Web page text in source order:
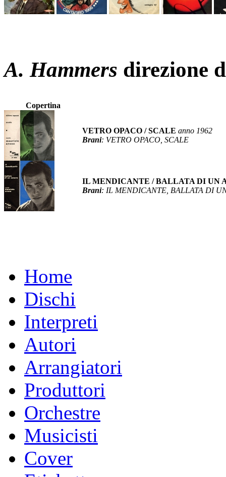
A. Hammers direzione
Copertina
VETRO OPACO / SCALE anno 1962
Brani: VETRO OPACO, SCALE
IL MENDICANTE / BALLATA DI UN
Brani: IL MENDICANTE, BALLATA DI
Home
Dischi
Interpreti
Autori
Arrangiatori
Produttori
Orchestre
Musicisti
Cover